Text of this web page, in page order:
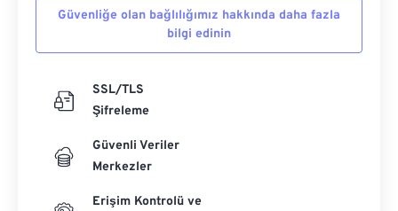
Microsoft Corporation
Güvenliğe olan bağlılığımız hakkında daha fazla
bilgi edinin
SSL/TLS
Şifreleme
Güvenli Veriler
Merkezler
Erişim Kontrolü ve